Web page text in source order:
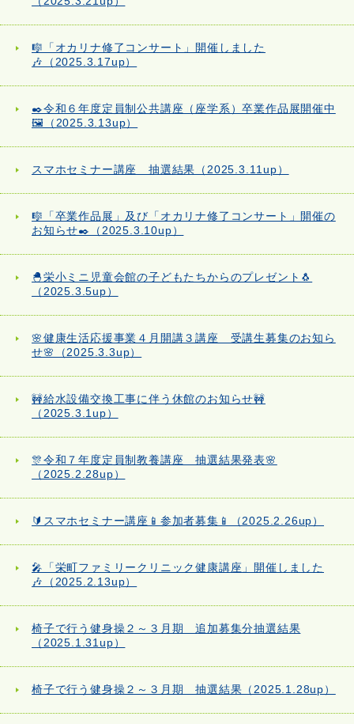
🎼「オカリナ修了コンサート」開催しました
🎶（2025.3.17up）
✒️令和６年度定員制公共講座（座学系）卒業作品展開催中
🖼️（2025.3.13up）
スマホセミナー講座 抽選結果（2025.3.11up）
🎼「卒業作品展」及び「オカリナ修了コンサート」開催の
お知らせ✒️（2025.3.10up）
🐣栄小ミニ児童会館の子どもたちからのプレゼント🐧
（2025.3.5up）
🌸健康生活応援事業４月開講３講座 受講生募集のお知ら
せ🌸（2025.3.3up）
🚧給水設備交換工事に伴う休館のお知らせ🚧
（2025.3.1up）
🎊令和７年度定員制教養講座 抽選結果発表🌸
（2025.2.28up）
🔰スマホセミナー講座📱参加者募集📱（2025.2.26up）
🎤「栄町ファミリークリニック健康講座」開催しました
🎶（2025.2.13up）
椅子で行う健身操２～３月期 追加募集分抽選結果
（2025.1.31up）
椅子で行う健身操２～３月期 抽選結果（2025.1.28up）